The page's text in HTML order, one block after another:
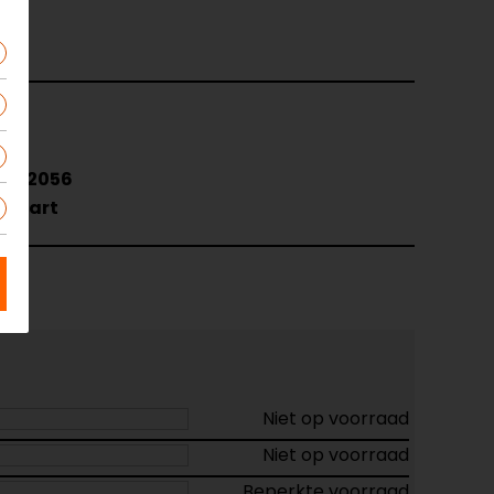
X42056
Zwart
Niet op voorraad
Niet op voorraad